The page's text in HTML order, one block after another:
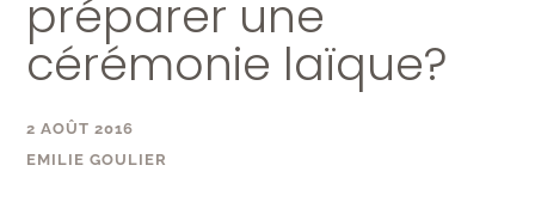
préparer une
cérémonie laïque?
2 AOÛT 2016
EMILIE GOULIER